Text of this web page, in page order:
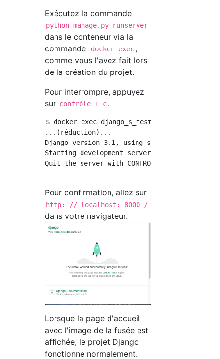
Exécutez la commande
python manage.py runserver
dans le conteneur via la
commande
docker exec,
comme vous l'avez fait lors
de la création du projet.
Pour interrompre, appuyez
sur contrôle + c.
$ docker exec django_s_test python
...(réduction)...
Django version 3.1, using settings
Starting development server at http://
Quit the server with CONTROL-C.
Pour confirmation, allez sur
http: // localhost: 8000 /
dans votre navigateur.
Lorsque la page d'accueil
avec l'image de la fusée est
affichée, le projet Django
fonctionne normalement.